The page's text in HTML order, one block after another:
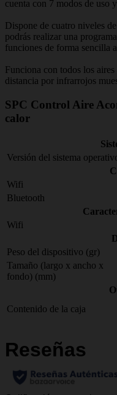
cuenta con 7 modos de uso
Dispone de cuatro niveles
podrás realizar una
funciones de forma sencilla
Funciona con todos los
distancia por infrarrojos
SPC Control Aire
calor
Versión del sistema
Wifi
Bluetooth
Wifi
Peso del dispositivo (gr)
Tamaño (largo x ancho x
fondo) (mm)
Contenido de la caja